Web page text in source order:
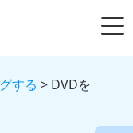
する > DVDを